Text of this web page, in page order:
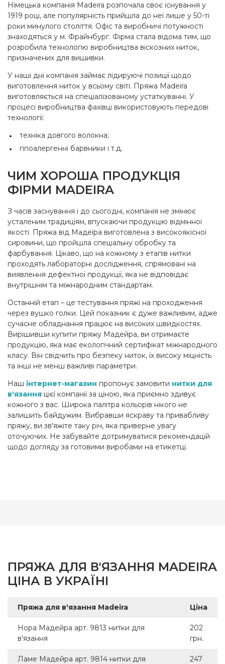
Німецька компанія Madeira розпочала своє існування у
1919 році, але популярність прийшла до неї лише у 50-ті
роки минулого століття. Офіс та виробничі потужності
знаходяться у м. Фрайнбург. Фірма стала відома тим, що
розробила технологію виробництва віскозних ниток,
призначених для вишивки.
У наші дні компанія займає лідируючі позиції щодо
виготовлення ниток у всьому світі. Пряжа Madeira
виготовляється на спеціалізованому устаткуванні. У
процесі виробництва фахівці використовують передові
технології:
техніка довгого волокна;
гіпоалергенні барвники і т.д.
ЧИМ ХОРОША ПРОДУКЦІЯ
ФІРМИ MADEIRA
З часів заснування і до сьогодні, компанія не змінює
усталеним традиціям, впускаючи продукцію відмінної
якості. Пряжа від Мадеїра виготовлена ​​з високоякісної
сировини, що пройшла спеціальну обробку та
фарбування. Цікаво, що на кожному з етапів нитки
проходять лабораторні дослідження, спрямовані на
виявлення дефектної продукції, яка не відповідає
внутрішнім та міжнародним стандартам.
Останній етап – це тестування пряжі на проходження
через вушко голки. Цей показник є дуже важливим, адже
сучасне обладнання працює на високих швидкостях.
Вирішивши купити пряжу Мадейра, ви отримаєте
продукцію, яка має екологічний сертифікат міжнародного
класу. Він свідчить про безпеку ниток, їх високу міцність
та інші не менш важливі параметри.
Наш інтернет-магазин пропонує замовити нитки для
в'язання цієї компанії за ціною, яка приємно здивує
кожного з вас. Широка палітра кольорів нікого не
залишить байдужим. Вибравши яскраву та привабливу
пряжу, ви зв'яжіте таку річ, яка приверне увагу
оточуючих. Не забувайте дотримуватися рекомендацій
щодо догляду за готовими виробами на етикетці.
ПРЯЖА ДЛЯ В'ЯЗАННЯ MADEIRA
ЦІНА В УКРАЇНІ
Пряжа для в'язання Madeira Ціна
Нора Мадейра арт. 9813 нитки для
в'язання
202
грн.
Ламе Мадейра арт. 9814 нитки для
247